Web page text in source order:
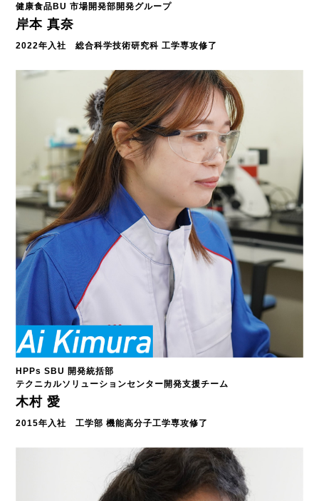
健康食品BU 市場開発部開発グループ
岸本 真奈
2022年入社 総合科学技術研究科 工学専攻修了
HPPs SBU 開発統括部
テクニカルソリューションセンター開発支援チーム
木村 愛
2015年入社 工学部 機能高分子工学専攻修了